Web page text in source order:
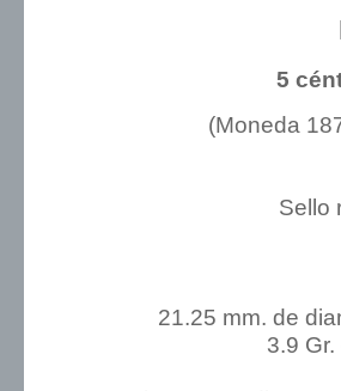
5
(Moneda
Sello
21.25 mm. de
3.9